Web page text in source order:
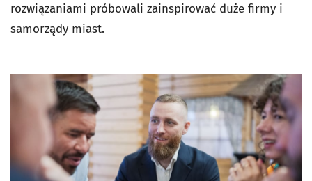
rozwiązaniami próbowali zainspirować duże firmy i
samorządy miast.